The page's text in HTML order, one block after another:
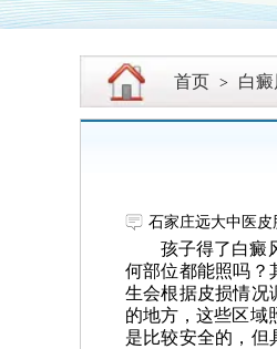
首页 > 白
石家庄远大中医皮
孩子得了白癜
何部位都能照吗？
生会根据皮损情况
的地方，这些区域
是比较安全的，但